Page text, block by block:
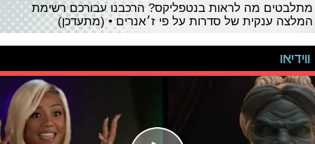
מתלבטים מה לראות בנטפליקס? הרכבנו עבורכם רשימת
המלצה ענקית של סדרות על פי ז׳אנרים • (מתעדכן)
ווידיאו